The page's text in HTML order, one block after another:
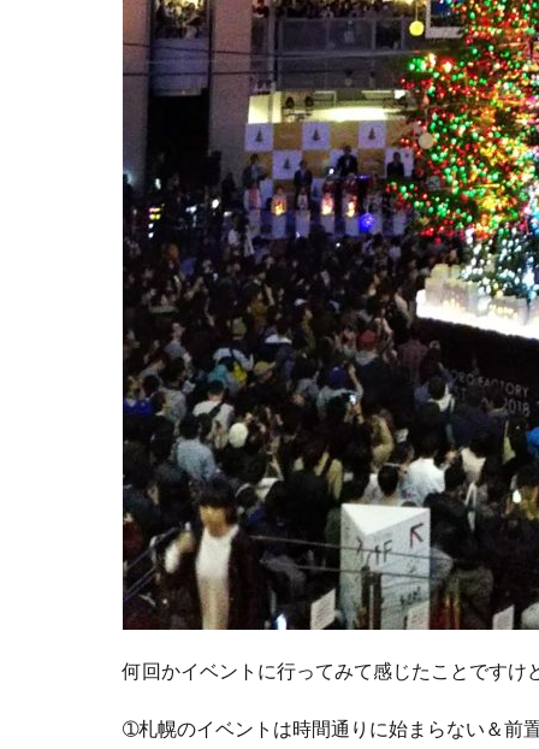
何回かイベントに行ってみて感じたことですけ
➀札幌のイベントは時間通りに始まらない＆前